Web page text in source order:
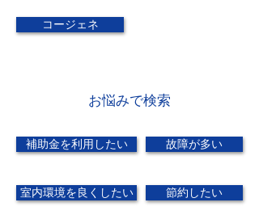
コージェネ
お悩みで検索
補助金を利用したい 故障が多い
室内環境を良くしたい 節約したい